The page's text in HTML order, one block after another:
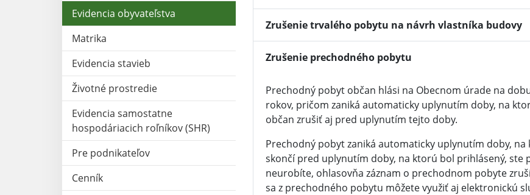
Evidencia obyvateľstva
Matrika
Evidencia stavieb
Životné prostredie
Evidencia samostatne
hospodáriacich roľníkov (SHR)
Pre podnikateľov
Cenník
Zrušenie trvalého pobytu na návrh vlastníka budovy
Zrušenie prechodného pobytu
Prechodný pobyt občan hlási na Obecnom úrade na
rokov, pričom zaniká automaticky uplynutím doby, na
občan zrušiť aj pred uplynutím tejto doby.
Prechodný pobyt zaniká automaticky uplynutím doby,
skončí pred uplynutím doby, na ktorú bol prihlásený,
neurobíte, ohlasovňa záznam o prechodnom pobyte
sa z prechodného pobytu môžete využiť aj elektronickú